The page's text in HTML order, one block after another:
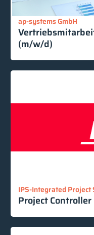
ap-systems GmbH
(m/w/d)
IPS-Integrated Project
Project Controller